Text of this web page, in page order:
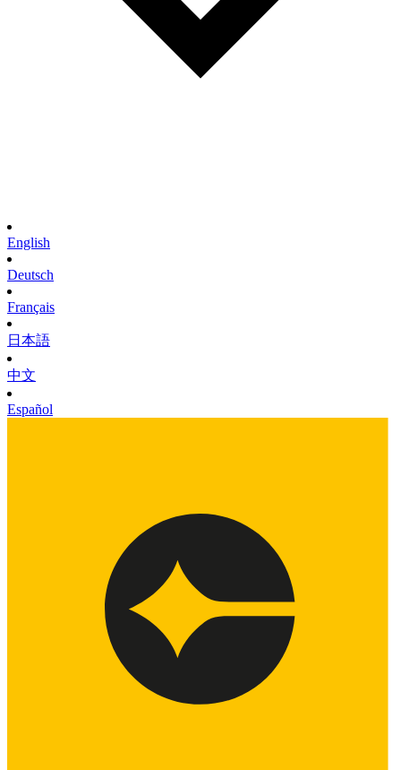
English
Deutsch
Français
日本語
中文
Español